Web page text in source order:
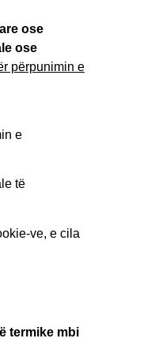
ose
ose
përpunimin e
e
të
ve, e cila
termike mbi